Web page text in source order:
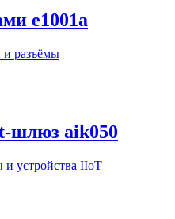
e1001a
и разъёмы
шлюз aik050
устройства IIoT